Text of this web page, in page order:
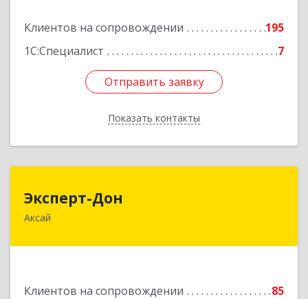
Клиентов на сопровождении
195
1С:Специалист
7
Отправить заявку
Показать контакты
Отправить заявку
Назад
Эксперт-Дон
Аксай
Клиентов на сопровождении
85
346720, Ростовская обл, Аксай г, Буденного ул,